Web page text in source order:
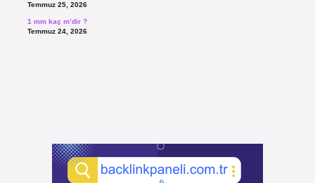
Temmuz 25, 2026
1 mm kaç m’dir ?
Temmuz 24, 2026